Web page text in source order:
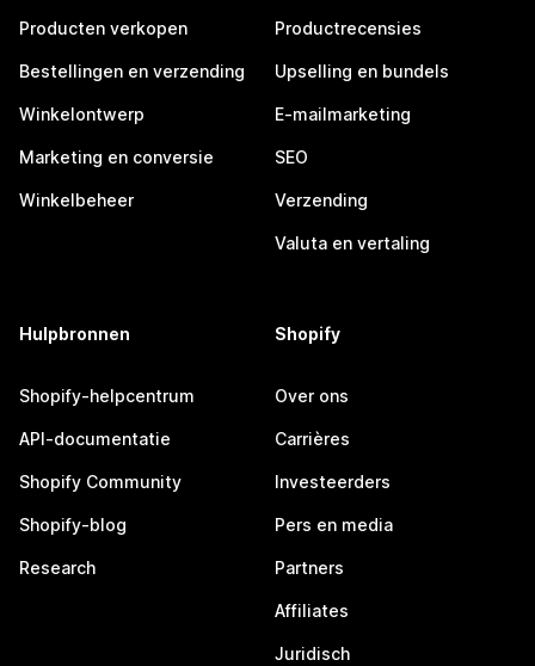
Producten verkopen
Bestellingen en verzending
Winkelontwerp
Marketing en conversie
Winkelbeheer
Productrecensies
Upselling en bundels
E-mailmarketing
SEO
Verzending
Valuta en vertaling
Hulpbronnen
Shopify-helpcentrum
API-documentatie
Shopify Community
Shopify-blog
Research
Shopify
Over ons
Carrières
Investeerders
Pers en media
Partners
Affiliates
Juridisch